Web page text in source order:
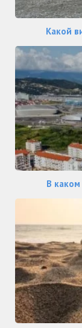
Какой
В